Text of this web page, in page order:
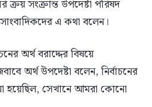
সংক্রান্ত উপদেষ্টা পরিষদ
এ কথা বলেন।
অর্থ বরাদ্দের বিষয়ে
অর্থ উপদেষ্টা বলেন, নির্বাচনের
হয়েছিল, সেখানে আমরা কোনো